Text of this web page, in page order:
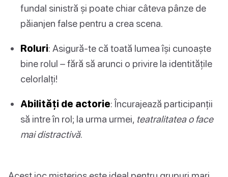
fundal sinistră și poate chiar câteva pânze de
păianjen false pentru a crea scena.
Roluri: Asigură-te că toată lumea își cunoaște
bine rolul – fără să arunci o privire la identitățile
celorlalți!
Abilități de actorie: Încurajează participanții
să intre în rol; la urma urmei, teatralitatea o face
mai distractivă.